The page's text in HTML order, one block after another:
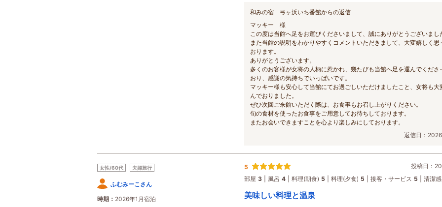
和みの宿 弓ヶ浜いち番館からの返信
マッキー 様
この度は当館へ足をお運びくださいまして、誠にありがとうございまし
また当館の説明をわかりやすくコメントいただきまして、大変嬉しく思
おります。
ありがとうございます。
多くのお客様が女将の人柄に惹かれ、幾たびも当館へ足を運んでくださ
おり、感謝の気持ちでいっぱいです。
マッキー様も安心して当館にてお過ごしいただけましたこと、女将も大
んでおりました。
ぜひ次回ご来館いただく際は、お食事もお召し上がりください。
旬の食材を使ったお食事をご用意してお待ちしております。
またお会いできますことを心より楽しみにしております。
返信日：
女性/60代 夫婦旅行
ふむみーこさん
時期
2026年1月宿泊
5
投稿日：
部屋 3 風呂 4 料理(朝食) 5 料理(夕食) 5 接客・サービス 5 清潔感
美味しい料理と温泉